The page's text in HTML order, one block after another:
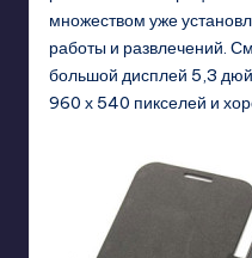
множеством уже
работы и развлечений.
большой дисплей 5,3
960 х 540 пикселей и